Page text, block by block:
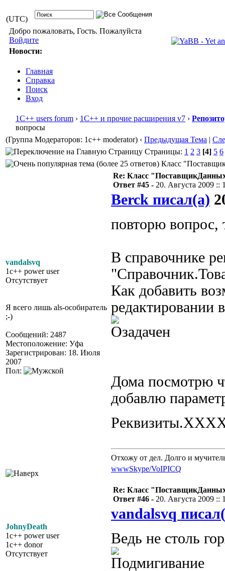
(UTC)
Добро пожаловать, Гость. Пожалуйста
Войдите
Новости:
Главная
Справка
Поиск
Вход
1С++ users forum › 1С++ и прочие расширения v7 ›
вопросы
(Группа Модераторов: 1c++ moderator) ‹ Предыдущая Тема |
Страницы: 1 2 3 [4] 5 6
Класс
vandalsvq
1c++ power user
Отсутствует
Я всего лишь als-особиратель
;-)
Сообщений: 2487
Местоположение: Уфа
Зарегистрирован: 18. Июля
2007
Пол:
Re: Класс
Ответ #45 - 20. Августа 2009 ::
Berck писал(а)
повторю вопрос,
В справочнике
Как добавить
редактировании
Дома посмотрю
добавлю
Отхожу от дел. Долго и
wwwSkype/VoIPICQ
JohnyDeath
1c++ power user
1c++ donor
Отсутствует
Re: Класс
Ответ #46 - 20. Августа 2009 ::
vandalsvq
Ведь не столь